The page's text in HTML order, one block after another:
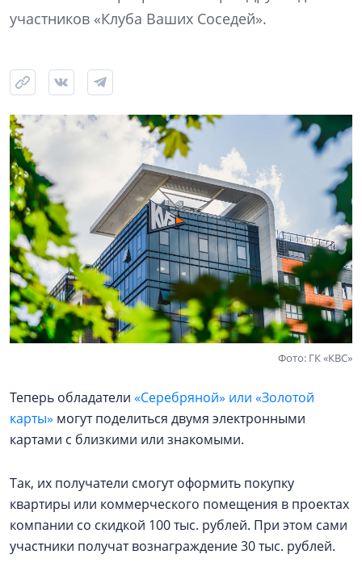
участников «Клуба Ваших Соседей».
Фото: ГК «КВС»
Теперь обладатели «Серебряной» или «Золотой
карты» могут поделиться двумя электронными
картами с близкими или знакомыми.
Так, их получатели смогут оформить покупку
квартиры или коммерческого помещения в проектах
компании со скидкой 100 тыс. рублей. При этом сами
участники получат вознаграждение 30 тыс. рублей.